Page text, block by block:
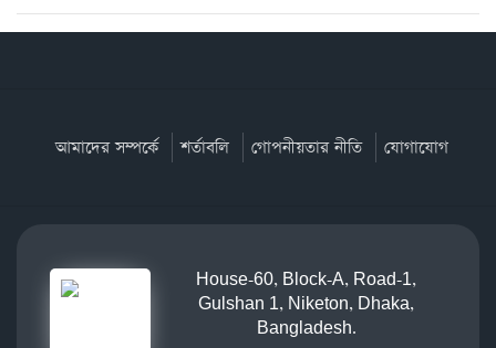
আমাদের সম্পর্কে শর্তাবলি গোপনীয়তার নীতি যোগাযোগ
House-60, Block-A, Road-1,
Gulshan 1, Niketon, Dhaka,
Bangladesh.